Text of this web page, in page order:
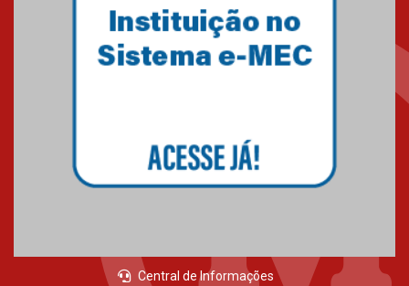
Central de Informações